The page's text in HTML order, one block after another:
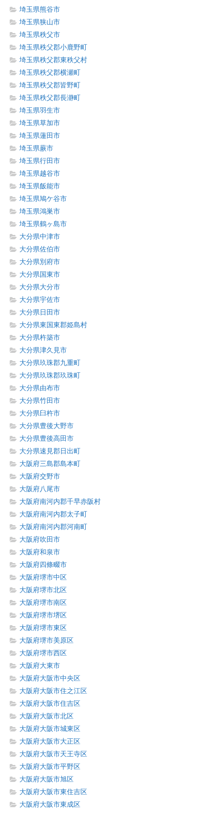
埼玉県熊谷市
埼玉県狭山市
埼玉県秩父市
埼玉県秩父郡小鹿野町
埼玉県秩父郡東秩父村
埼玉県秩父郡横瀬町
埼玉県秩父郡皆野町
埼玉県秩父郡長瀞町
埼玉県羽生市
埼玉県草加市
埼玉県蓮田市
埼玉県蕨市
埼玉県行田市
埼玉県越谷市
埼玉県飯能市
埼玉県鳩ケ谷市
埼玉県鴻巣市
埼玉県鶴ヶ島市
大分県中津市
大分県佐伯市
大分県別府市
大分県国東市
大分県大分市
大分県宇佐市
大分県日田市
大分県東国東郡姫島村
大分県杵築市
大分県津久見市
大分県玖珠郡九重町
大分県玖珠郡玖珠町
大分県由布市
大分県竹田市
大分県臼杵市
大分県豊後大野市
大分県豊後高田市
大分県速見郡日出町
大阪府三島郡島本町
大阪府交野市
大阪府八尾市
大阪府南河内郡千早赤阪村
大阪府南河内郡太子町
大阪府南河内郡河南町
大阪府吹田市
大阪府和泉市
大阪府四條畷市
大阪府堺市中区
大阪府堺市北区
大阪府堺市南区
大阪府堺市堺区
大阪府堺市東区
大阪府堺市美原区
大阪府堺市西区
大阪府大東市
大阪府大阪市中央区
大阪府大阪市住之江区
大阪府大阪市住吉区
大阪府大阪市北区
大阪府大阪市城東区
大阪府大阪市大正区
大阪府大阪市天王寺区
大阪府大阪市平野区
大阪府大阪市旭区
大阪府大阪市東住吉区
大阪府大阪市東成区